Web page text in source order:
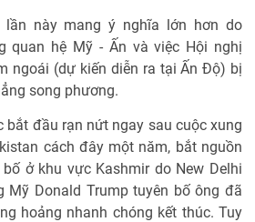
lần này mang ý nghĩa lớn hơn do
quan hệ Mỹ - Ấn và việc Hội nghị
ngoái (dự kiến diễn ra tại Ấn Độ) bị
song phương.
bắt đầu rạn nứt ngay sau cuộc xung
cách đây một năm, bắt nguồn
ở khu vực Kashmir do New Delhi
Mỹ Donald Trump tuyên bố ông đã
hoảng nhanh chóng kết thúc. Tuy